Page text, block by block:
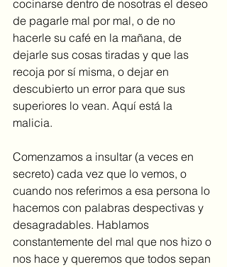
cocinarse dentro de nosotras el deseo
de pagarle mal por mal, o de no
hacerle su café en la mañana, de
dejarle sus cosas tiradas y que las
recoja por sí misma, o dejar en
descubierto un error para que sus
superiores lo vean. Aquí está la
malicia.
Comenzamos a insultar (a veces en
secreto) cada vez que lo vemos, o
cuando nos referimos a esa persona lo
hacemos con palabras despectivas y
desagradables. Hablamos
constantemente del mal que nos hizo o
nos hace y queremos que todos sepan